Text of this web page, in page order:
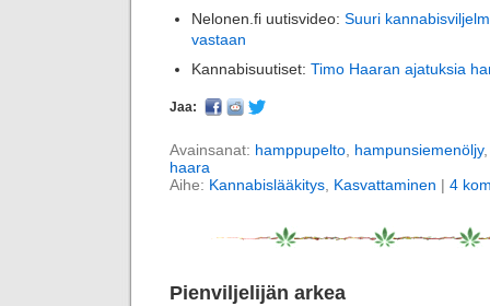
Nelonen.fi uutisvideo: Suuri
vastaan
Kannabisuutiset: Timo Haaran ajatuksia
Jaa:
Avainsanat: hamppupelto hampunsiemenöljy
haara
Aihe: Kannabislääkitys Kasvattaminen | 4
Pienviljelijän arkea